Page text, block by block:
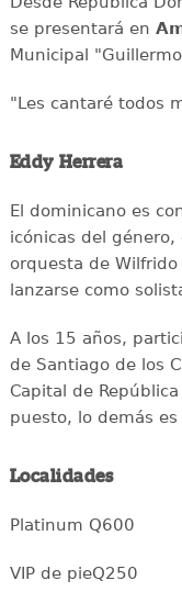
se presentará en
Municipal
"Les cantaré todos
Eddy Herrera
El dominicano es
icónicas del
orquesta de
lanzarse como
A los 15 años,
de Santiago de los
Capital de
puesto, lo demás
Localidades
Platinum Q600
VIP de pieQ250